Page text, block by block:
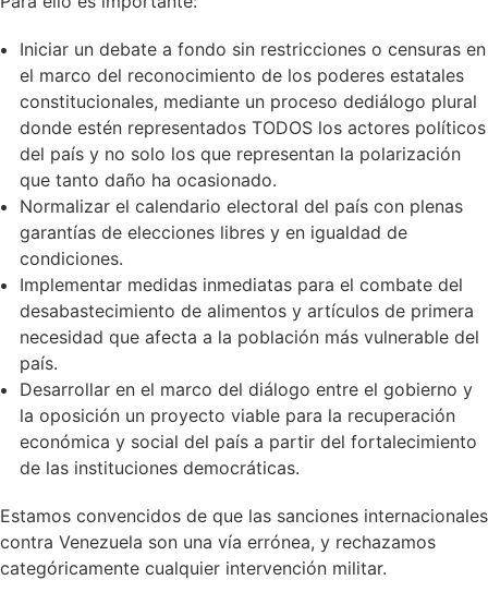
Iniciar un debate a fondo sin restricciones o censuras en
el marco del reconocimiento de los poderes estatales
constitucionales, mediante un proceso dediálogo plural
donde estén representados TODOS los actores políticos
del país y no solo los que representan la polarización
que tanto daño ha ocasionado.
Normalizar el calendario electoral del país con plenas
garantías de elecciones libres y en igualdad de
condiciones.
Implementar medidas inmediatas para el combate del
desabastecimiento de alimentos y artículos de primera
necesidad que afecta a la población más vulnerable del
país.
Desarrollar en el marco del diálogo entre el gobierno y
la oposición un proyecto viable para la recuperación
económica y social del país a partir del fortalecimiento
de las instituciones democráticas.
Estamos convencidos de que las sanciones internacionales
contra Venezuela son una vía errónea, y rechazamos
categóricamente cualquier intervención militar.